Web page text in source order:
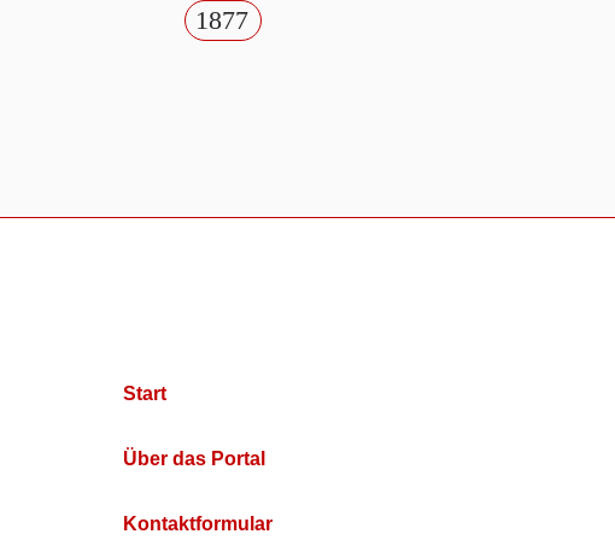
1877
Start
Über das Portal
Kontaktformular